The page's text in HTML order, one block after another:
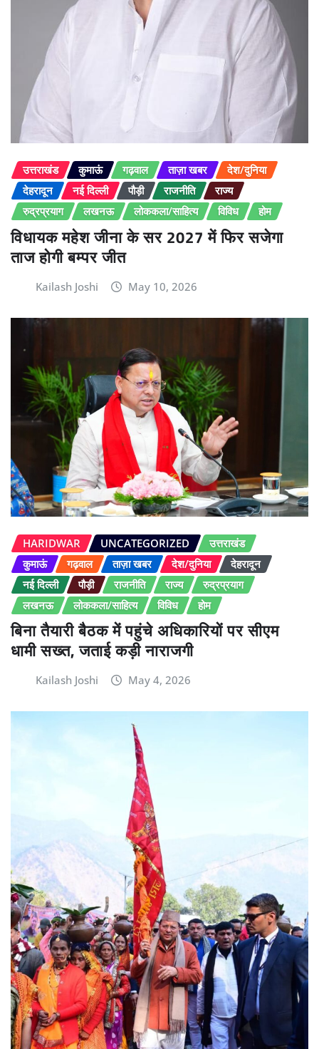
उत्तराखंड कुमाऊं गढ़वाल ताज़ा खबर
देश/दुनिया
देहरादून
नई दिल्ली पौड़ी राजनीति
राज्य
रुद्रप्रयाग
लखनऊ लोककला/साहित्य विविध होम
विधायक महेश जीना के सर 2027 में फिर सजेगा
ताज होगी बम्पर जीत
Kailash Joshi May 10, 2026
HARIDWAR UNCATEGORIZED
उत्तराखंड
कुमाऊं
गढ़वाल ताज़ा खबर देश/दुनिया
देहरादून
नई दिल्ली
पौड़ी राजनीति राज्य
रुद्रप्रयाग
लखनऊ
लोककला/साहित्य विविध होम
बिना तैयारी बैठक में पहुंचे अधिकारियों पर सीएम
धामी सख्त, जताई कड़ी नाराजगी
Kailash Joshi May 4, 2026